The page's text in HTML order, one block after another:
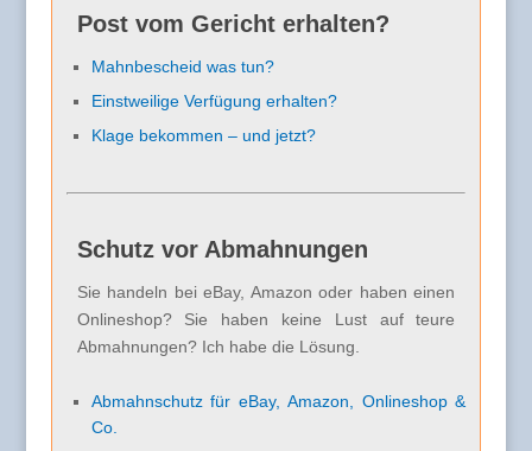
Post vom Gericht erhalten?
Mahnbescheid was tun?
Einstweilige Verfügung erhalten?
Klage bekommen – und jetzt?
Schutz vor Abmahnungen
Sie handeln bei eBay, Amazon oder haben einen
Onlineshop? Sie haben keine Lust auf teure
Abmahnungen? Ich habe die Lösung.
Abmahnschutz für eBay, Amazon, Onlineshop &
Co.